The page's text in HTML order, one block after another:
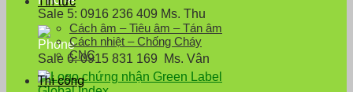
Sale 5: 0916 236 409 Ms. Thu
Sale 6: 0915 831 169 Ms. Vân
Cách âm – Tiêu âm – Tán âm
Cách nhiệt – Chống Cháy
CNC
Thi công